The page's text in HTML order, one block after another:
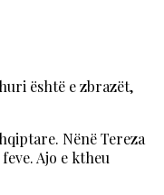
është e zbrazët,
Nënë Tereza
Ajo e ktheu